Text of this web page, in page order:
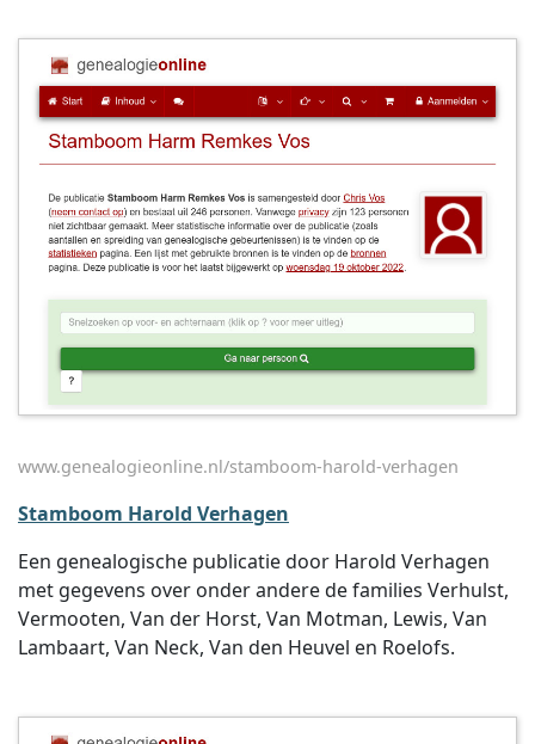
www.genealogieonline.nl/stamboom-harold-verhagen
Stamboom Harold Verhagen
Een genealogische publicatie door Harold Verhagen
met gegevens over onder andere de families Verhulst,
Vermooten, Van der Horst, Van Motman, Lewis, Van
Lambaart, Van Neck, Van den Heuvel en Roelofs.